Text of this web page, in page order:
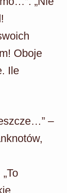
Oboje
Ile
–